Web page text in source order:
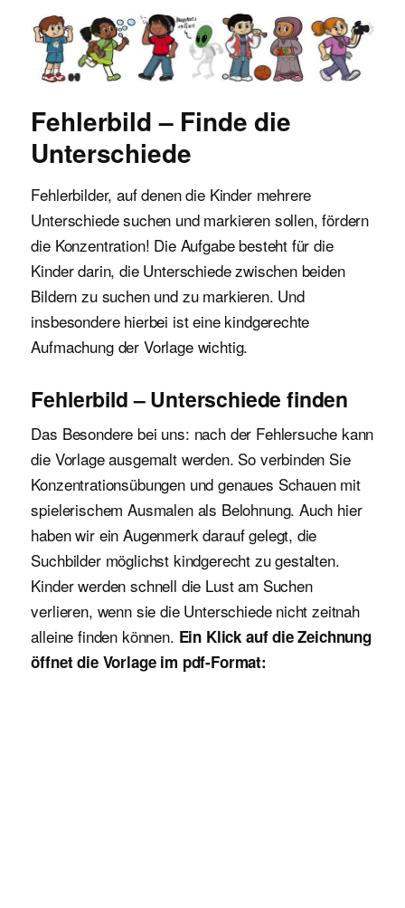
Malvorlagen für Kinder
Fehlerbild – Finde die
Unterschiede
Fehlerbilder, auf denen die Kinder mehrere
Unterschiede suchen und markieren sollen, fördern
die Konzentration! Die Aufgabe besteht für die
Kinder darin, die Unterschiede zwischen beiden
Bildern zu suchen und zu markieren. Und
insbesondere hierbei ist eine kindgerechte
Aufmachung der Vorlage wichtig.
Fehlerbild – Unterschiede finden
Das Besondere bei uns: nach der Fehlersuche kann
die Vorlage ausgemalt werden. So verbinden Sie
Konzentrationsübungen und genaues Schauen mit
spielerischem Ausmalen als Belohnung. Auch hier
haben wir ein Augenmerk darauf gelegt, die
Suchbilder möglichst kindgerecht zu gestalten.
Kinder werden schnell die Lust am Suchen
verlieren, wenn sie die Unterschiede nicht zeitnah
alleine finden können. Ein Klick auf die Zeichnung
öffnet die Vorlage im pdf-Format: